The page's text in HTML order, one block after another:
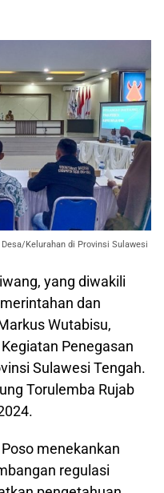
Kelurahan di Provinsi Sulawesi
yang diwakili
dan
Wutabisu,
Penegasan
Sulawesi Tengah.
Torulemba Rujab
menekankan
regulasi